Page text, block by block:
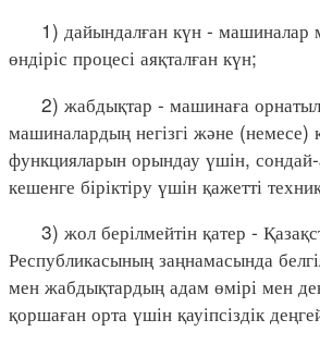
1) дайындалған күн - машиналар
өндіріс процесі аяқталған күн;
2) жабдықтар - машинаға
машиналардың негізгі және
функцияларын орындау үшін, сондай-
кешенге біріктіру үшін қажетті
3) жол берілмейтін қатер -
Республикасының заңнамасында
мен жабдықтардың адам өмірі мен
қоршаған орта үшін қауіпсіздік